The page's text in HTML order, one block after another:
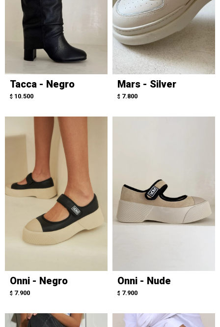
Tacca - Negro
$ 10.500
Mars - Silver
$ 7.800
Onni - Negro
$ 7.900
Onni - Nude
$ 7.900